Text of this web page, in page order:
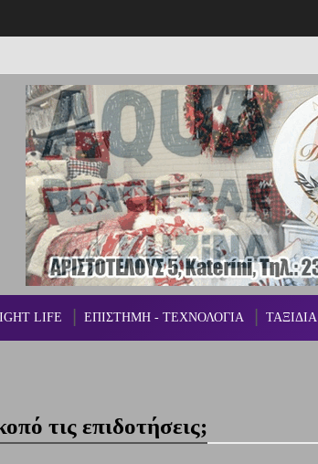
LIFE ΕΠΙΣΤΗΜΗ - ΤΕΧΝΟΛΟΓΙΑ ΤΑΞΙΔΙΑ
τις επιδοτήσεις;